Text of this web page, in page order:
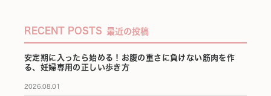
RECENT POSTS 最近の投稿
安定期に入ったら始める！お腹の重さに負けない筋肉を作
る、妊婦専用の正しい歩き方
2026.08.01